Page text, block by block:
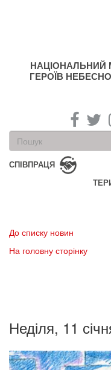
НАЦІОНАЛЬНИЙ
ГЕРОЇВ
Пошукова
форма
Пошук
СПІВПРАЦЯ
До списку новин
На головну сторінку
Неділя, 11